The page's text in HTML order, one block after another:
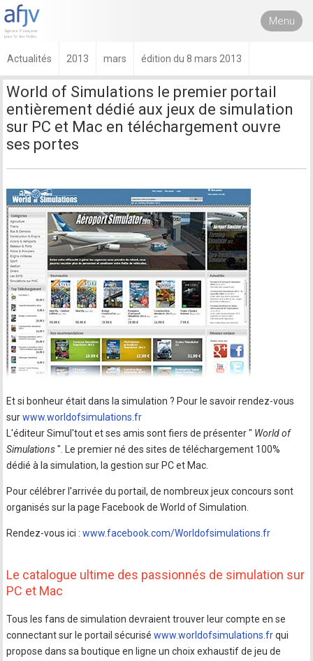
Menu
Actualités 2013 mars édition du 8 mars 2013
World of Simulations le premier portail
entièrement dédié aux jeux de simulation
sur PC et Mac en téléchargement ouvre
ses portes
Et si bonheur était dans la simulation ? Pour le savoir rendez-vous
surwww.worldofsimulations.fr
L'éditeur Simul'tout et ses amis sont fiers de présenter " World of
Simulations". Le premier né des sites de téléchargement 100%
dédié à la simulation, la gestion sur PC et Mac.
Pour célébrer l'arrivée du portail, de nombreux jeux concours sont
organisés sur la page Facebook de World of Simulation.
Rendez-vous ici :www.facebook.com/Worldofsimulations.fr
Le catalogue ultime des passionnés de simulation sur
PC et Mac
Tous les fans de simulation devraient trouver leur compte en se
connectant sur le portail sécuriséwww.worldofsimulations.frqui
propose dans sa boutique en ligne un choix exhaustif de jeu de